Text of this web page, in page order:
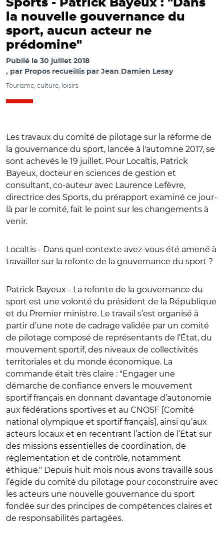
Sports - Patrick Bayeux : "Dans
la nouvelle gouvernance du
sport, aucun acteur ne
prédomine"
Publié le 30 juillet 2018
par Propos recueillis par Jean Damien Lesay
Tourisme, culture, loisirs
Les travaux du comité de pilotage sur la réforme de
la gouvernance du sport, lancée à l'automne 2017, se
sont achevés le 19 juillet. Pour Localtis, Patrick
Bayeux, docteur en sciences de gestion et
consultant, co-auteur avec Laurence Lefèvre,
directrice des Sports, du prérapport examiné ce jour-
là par le comité, fait le point sur les changements à
venir.
Localtis - Dans quel contexte avez-vous été amené à
travailler sur la refonte de la gouvernance du sport ?
Patrick Bayeux - La refonte de la gouvernance du
sport est une volonté du président de la République
et du Premier ministre. Le travail s’est organisé à
partir d’une note de cadrage validée par un comité
de pilotage composé de représentants de l’État, du
mouvement sportif, des niveaux de collectivités
territoriales et du monde économique. La
commande était très claire : "Engager une
démarche de confiance envers le mouvement
sportif français en donnant davantage d’autonomie
aux fédérations sportives et au CNOSF [Comité
national olympique et sportif français], ainsi qu’aux
acteurs locaux et en recentrant l’action de l’État sur
des missions essentielles de coordination, de
règlementation et de contrôle, notamment
éthique." Depuis huit mois nous avons travaillé sous
l’égide du comité du pilotage pour coconstruire avec
les acteurs une nouvelle gouvernance du sport
fondée sur des principes de compétences claires et
de responsabilités partagées.